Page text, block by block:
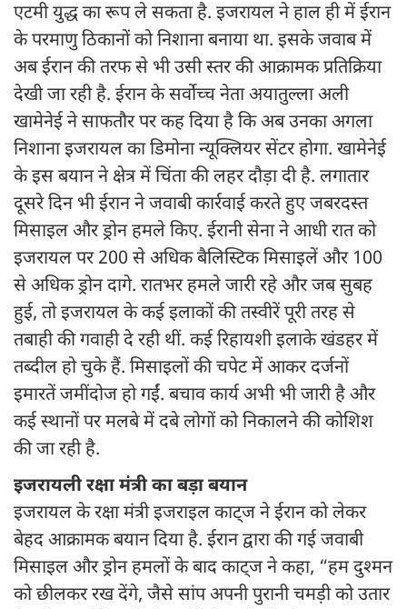
एटमी युद्ध का रूप ले सकता है. इजरायल ने हाल ही में ईरान
के परमाणु ठिकानों को निशाना बनाया था. इसके जवाब में
अब ईरान की तरफ से भी उसी स्तर की आक्रामक प्रतिक्रिया
देखी जा रही है. ईरान के सर्वोच्च नेता अयातुल्ला अली
खामेनेई ने साफतौर पर कह दिया है कि अब उनका अगला
निशाना इजरायल का डिमोना न्यूक्लियर सेंटर होगा. खामेनेई
के इस बयान ने क्षेत्र में चिंता की लहर दौड़ा दी है. लगातार
दूसरे दिन भी ईरान ने जवाबी कार्रवाई करते हुए जबरदस्त
मिसाइल और ड्रोन हमले किए. ईरानी सेना ने आधी रात को
इजरायल पर 200 से अधिक बैलिस्टिक मिसाइलें और 100
से अधिक ड्रोन दागे. रातभर हमले जारी रहे और जब सुबह
हुई, तो इजरायल के कई इलाकों की तस्वीरें पूरी तरह से
तबाही की गवाही दे रही थीं. कई रिहायशी इलाके खंडहर में
तब्दील हो चुके हैं. मिसाइलों की चपेट में आकर दर्जनों
इमारतें जमींदोज हो गईं. बचाव कार्य अभी भी जारी है और
कई स्थानों पर मलबे में दबे लोगों को निकालने की कोशिश
की जा रही है.
इजरायली रक्षा मंत्री का बड़ा बयान
इजरायल के रक्षा मंत्री इजराइल काट्ज ने ईरान को लेकर
बेहद आक्रामक बयान दिया है. ईरान द्वारा की गई जवाबी
मिसाइल और ड्रोन हमलों के बाद काट्ज ने कहा, “हम दुश्मन
को छीलकर रख देंगे, जैसे सांप अपनी पुरानी चमड़ी को उतार